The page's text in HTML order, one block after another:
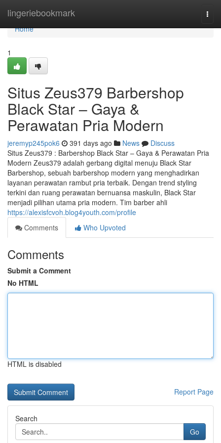
lingeriebookmark
Home
Home
1
Situs Zeus379 Barbershop
Black Star – Gaya &
Perawatan Pria Modern
jeremyp245pok6 391 days ago News
Discuss
Situs Zeus379 : Barbershop Black Star – Gaya & Perawatan Pria
Modern Zeus379 adalah gerbang digital menuju Black Star
Barbershop, sebuah barbershop modern yang menghadirkan
layanan perawatan rambut pria terbaik. Dengan trend styling
terkini dan ruang perawatan bernuansa maskulin, Black Star
menjadi pilihan utama pria modern. Tim barber ahli
https://alexisfcvoh.blog4youth.com/profile
Comments
Who Upvoted
Comments
Submit a Comment
No HTML
HTML is disabled
Report Page
Search
Go